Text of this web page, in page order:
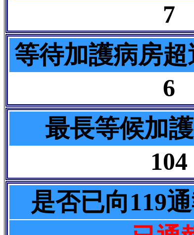
7
等待加護病房
6
最長等候加
104
是否已向119